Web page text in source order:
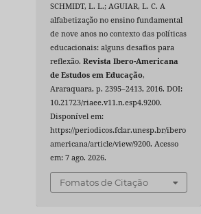
SCHMIDT, L. L.; AGUIAR, L. C. A
alfabetização no ensino fundamental
de nove anos no contexto das políticas
educacionais: alguns desafios para
reflexão.Revista Ibero-Americana
de Estudos em Educação,
Araraquara, p. 2395–2413, 2016. DOI:
10.21723/riaee.v11.n.esp4.9200.
Disponível em:
https://periodicos.fclar.unesp.br/ibero
americana/article/view/9200. Acesso
em: 7 ago. 2026.
Fomatos de Citação